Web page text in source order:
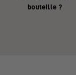
bouteille ?